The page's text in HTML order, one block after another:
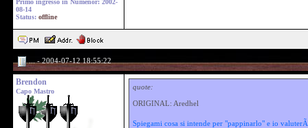
Primo ingresso in Numenor: 2002-
08-14
Status: offline
... - 2004-07-12 18:55:22
Brendon
Capo Mastro
quote:
ORIGINAL: Aredhel
Spiegami cosa si intende per "pappinarlo" e io